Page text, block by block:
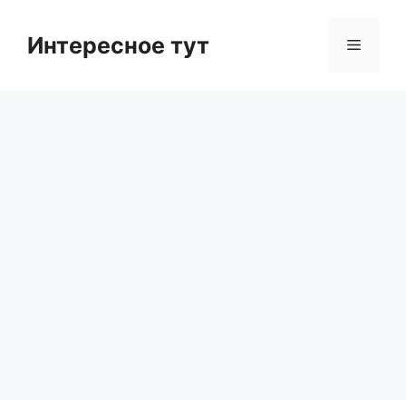
contentИнтересное тут Menu